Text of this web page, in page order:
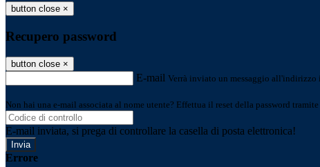
button close ×
Recupero password
button close ×
E-mail Verrà inviato un messaggio
Non hai una e-mail associata al nome utente? Effettua il reset della password tramite
E-mail inviata, si prega di controllare la casella di posta elettronica!
Errore